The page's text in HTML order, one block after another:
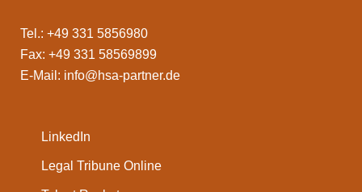
Tel.: +49 331 5856980
Fax: +49 331 58569899
E-Mail: info@hsa-partner.de
LinkedIn
Legal Tribune Online